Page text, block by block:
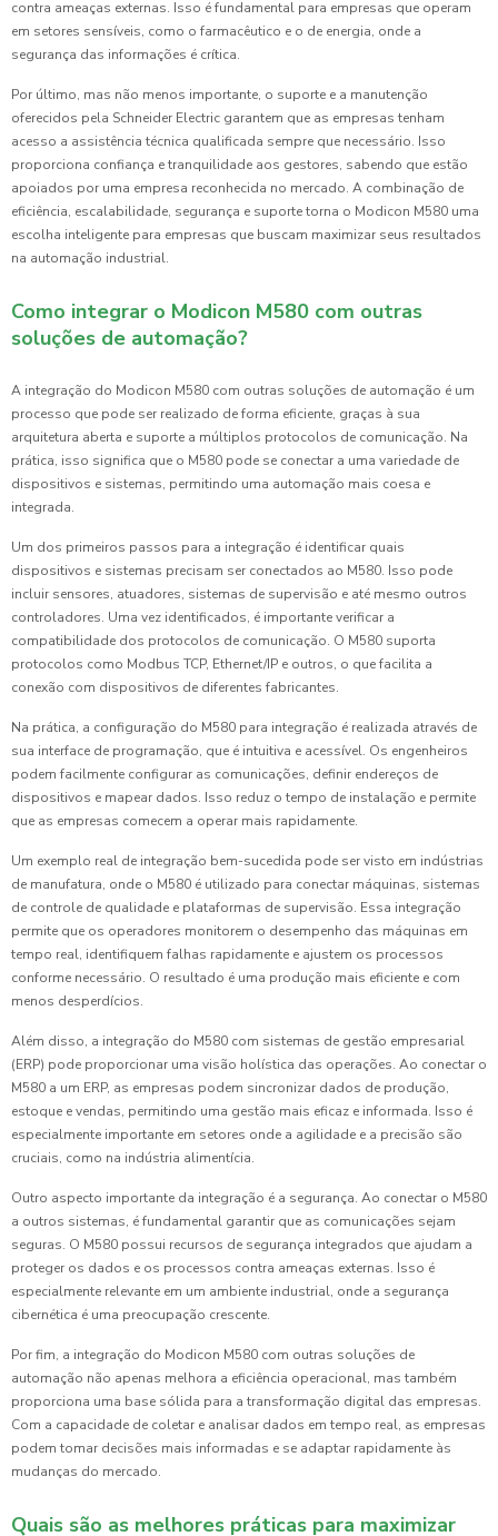
contra ameaças externas. Isso é fundamental para empresas que operam
em setores sensíveis, como o farmacêutico e o de energia, onde a
segurança das informações é crítica.
Por último, mas não menos importante, o suporte e a manutenção
oferecidos pela Schneider Electric garantem que as empresas tenham
acesso a assistência técnica qualificada sempre que necessário. Isso
proporciona confiança e tranquilidade aos gestores, sabendo que estão
apoiados por uma empresa reconhecida no mercado. A combinação de
eficiência, escalabilidade, segurança e suporte torna o Modicon M580 uma
escolha inteligente para empresas que buscam maximizar seus resultados
na automação industrial.
Como integrar o Modicon M580 com outras
soluções de automação?
A integração do Modicon M580 com outras soluções de automação é um
processo que pode ser realizado de forma eficiente, graças à sua
arquitetura aberta e suporte a múltiplos protocolos de comunicação. Na
prática, isso significa que o M580 pode se conectar a uma variedade de
dispositivos e sistemas, permitindo uma automação mais coesa e
integrada.
Um dos primeiros passos para a integração é identificar quais
dispositivos e sistemas precisam ser conectados ao M580. Isso pode
incluir sensores, atuadores, sistemas de supervisão e até mesmo outros
controladores. Uma vez identificados, é importante verificar a
compatibilidade dos protocolos de comunicação. O M580 suporta
protocolos como Modbus TCP, Ethernet/IP e outros, o que facilita a
conexão com dispositivos de diferentes fabricantes.
Na prática, a configuração do M580 para integração é realizada através de
sua interface de programação, que é intuitiva e acessível. Os engenheiros
podem facilmente configurar as comunicações, definir endereços de
dispositivos e mapear dados. Isso reduz o tempo de instalação e permite
que as empresas comecem a operar mais rapidamente.
Um exemplo real de integração bem-sucedida pode ser visto em indústrias
de manufatura, onde o M580 é utilizado para conectar máquinas, sistemas
de controle de qualidade e plataformas de supervisão. Essa integração
permite que os operadores monitorem o desempenho das máquinas em
tempo real, identifiquem falhas rapidamente e ajustem os processos
conforme necessário. O resultado é uma produção mais eficiente e com
menos desperdícios.
Além disso, a integração do M580 com sistemas de gestão empresarial
(ERP) pode proporcionar uma visão holística das operações. Ao conectar o
M580 a um ERP, as empresas podem sincronizar dados de produção,
estoque e vendas, permitindo uma gestão mais eficaz e informada. Isso é
especialmente importante em setores onde a agilidade e a precisão são
cruciais, como na indústria alimentícia.
Outro aspecto importante da integração é a segurança. Ao conectar o M580
a outros sistemas, é fundamental garantir que as comunicações sejam
seguras. O M580 possui recursos de segurança integrados que ajudam a
proteger os dados e os processos contra ameaças externas. Isso é
especialmente relevante em um ambiente industrial, onde a segurança
cibernética é uma preocupação crescente.
Por fim, a integração do Modicon M580 com outras soluções de
automação não apenas melhora a eficiência operacional, mas também
proporciona uma base sólida para a transformação digital das empresas.
Com a capacidade de coletar e analisar dados em tempo real, as empresas
podem tomar decisões mais informadas e se adaptar rapidamente às
mudanças do mercado.
Quais são as melhores práticas para maximizar